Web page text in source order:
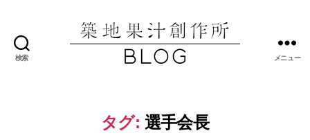
検索
汁
創
メニュー
タグ: 選手会長